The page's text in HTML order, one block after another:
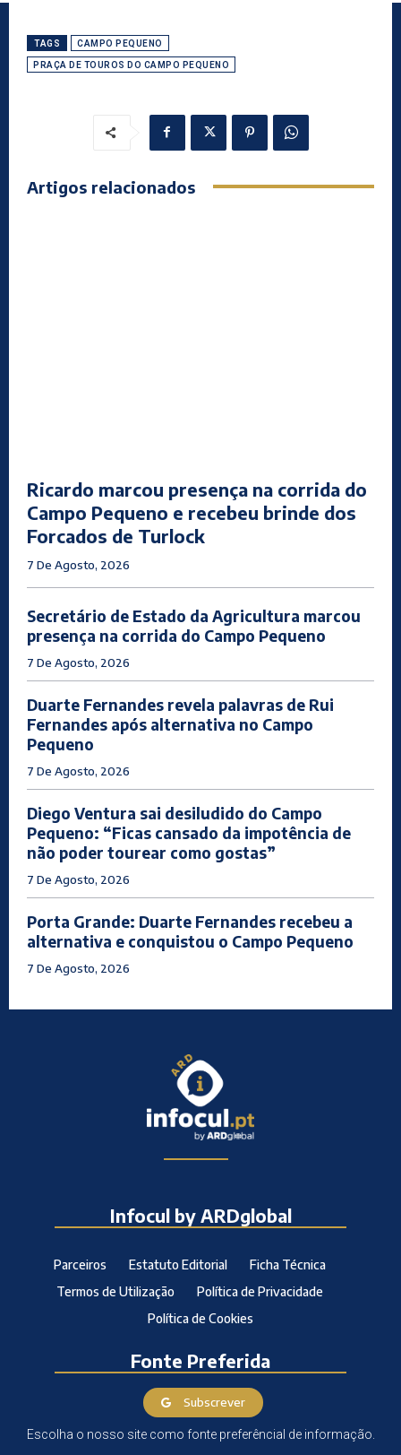
TAGS CAMPO PEQUENO
PRAÇA DE TOUROS DO CAMPO PEQUENO
Artigos relacionados
Ricardo marcou presença na corrida do
Campo Pequeno e recebeu brinde dos
Forcados de Turlock
7 De Agosto, 2026
Secretário de Estado da Agricultura marcou
presença na corrida do Campo Pequeno
7 De Agosto, 2026
Duarte Fernandes revela palavras de Rui
Fernandes após alternativa no Campo
Pequeno
7 De Agosto, 2026
Diego Ventura sai desiludido do Campo
Pequeno: “Ficas cansado da impotência de
não poder tourear como gostas”
7 De Agosto, 2026
Porta Grande: Duarte Fernandes recebeu a
alternativa e conquistou o Campo Pequeno
7 De Agosto, 2026
Infocul by ARDglobal
Parceiros Estatuto Editorial
Ficha Técnica
Termos de Utilização
Política de Privacidade
Política de Cookies
Fonte Preferida
Subscrever
Escolha o nosso site como fonte preferêncial de informação.